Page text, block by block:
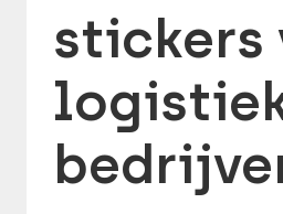
stickers